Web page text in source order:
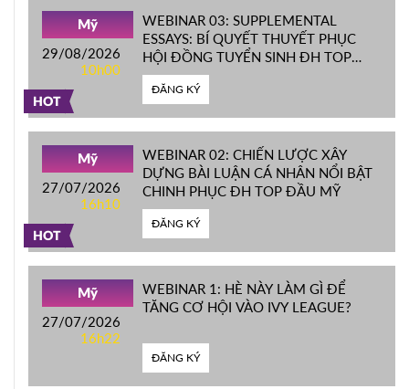
HOT
Mỹ
29/08/2026
10h00
WEBINAR 03: SUPPLEMENTAL
ESSAYS: BÍ QUYẾT THUYẾT PHỤC
HỘI ĐỒNG TUYỂN SINH ĐH TOP
ĐẦU MỸ
ĐĂNG KÝ
HOT
Mỹ
27/07/2026
16h10
WEBINAR 02: CHIẾN LƯỢC XÂY
DỰNG BÀI LUẬN CÁ NHÂN NỔI BẬT
CHINH PHỤC ĐH TOP ĐẦU MỸ
ĐĂNG KÝ
Mỹ
27/07/2026
16h22
WEBINAR 1: HÈ NÀY LÀM GÌ ĐỂ
TĂNG CƠ HỘI VÀO IVY LEAGUE?
ĐĂNG KÝ